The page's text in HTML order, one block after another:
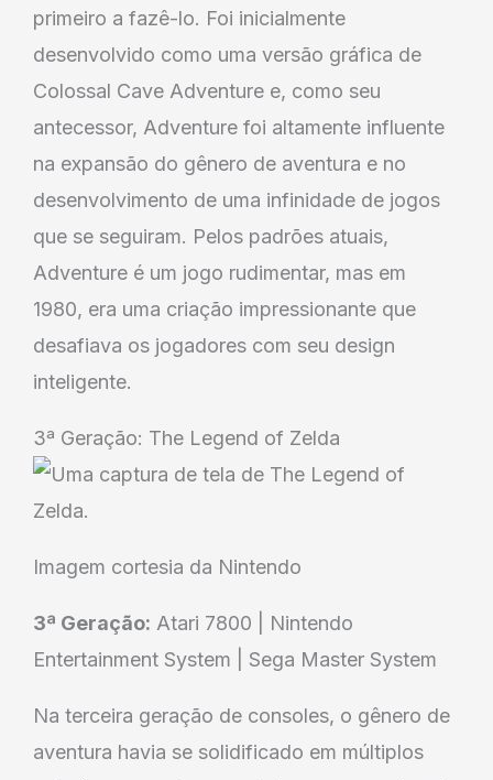
primeiro a fazê-lo. Foi inicialmente
desenvolvido como uma versão gráfica de
Colossal Cave Adventure e, como seu
antecessor, Adventure foi altamente influente
na expansão do gênero de aventura e no
desenvolvimento de uma infinidade de jogos
que se seguiram. Pelos padrões atuais,
Adventure é um jogo rudimentar, mas em
1980, era uma criação impressionante que
desafiava os jogadores com seu design
inteligente.
3ª Geração: The Legend of Zelda
Imagem cortesia da Nintendo
3ª Geração: Atari 7800 | Nintendo
Entertainment System | Sega Master System
Na terceira geração de consoles, o gênero de
aventura havia se solidificado em múltiplos